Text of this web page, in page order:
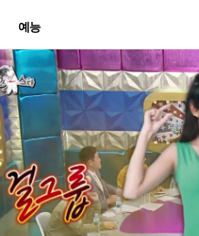
예능